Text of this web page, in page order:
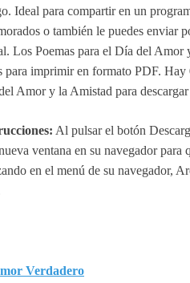
Ideal para compartir en un
o también le puedes enviar
Los Poemas para el Día del Amor
para imprimir en formato PDF. Hay
Amor y la Amistad para
Al pulsar el botón
ventana en su navegador para
en el menú de su navegador,
Verdadero